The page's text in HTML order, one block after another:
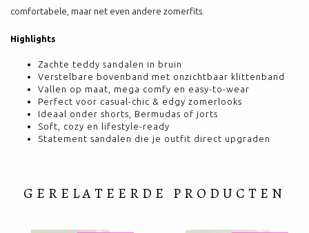
comfortabele, maar net even andere zomerfits.
Highlights
Zachte teddy sandalen in bruin
Verstelbare bovenband met onzichtbaar klittenband
Vallen op maat, mega comfy en easy-to-wear
Perfect voor casual-chic & edgy zomerlooks
Ideaal onder shorts, Bermudas of jorts
Soft, cozy en lifestyle-ready
Statement sandalen die je outfit direct upgraden
GERELATEERDE PRODUCTEN